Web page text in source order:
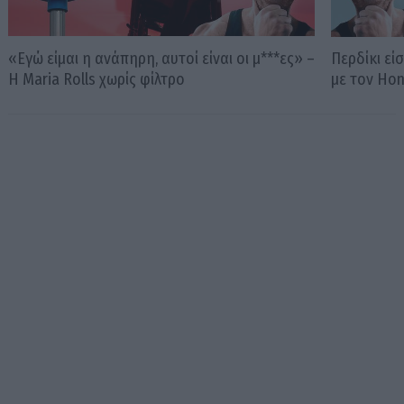
«Εγώ είμαι η ανάπηρη, αυτοί είναι οι μ***ες» –
Η Maria Rolls χωρίς φίλτρο
Περδίκι
με τον